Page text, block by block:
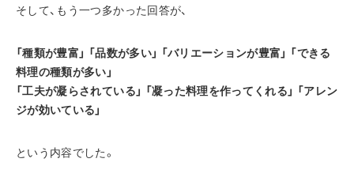
そして、もう一つ多かった回答が、
「種類が豊富」 「品数が多い」 「バリエーションが豊富」 「できる
料理の種類が多い」
「工夫が凝らされている」 「凝った料理を作ってくれる」 「アレン
ジが効いている」
という内容でした。